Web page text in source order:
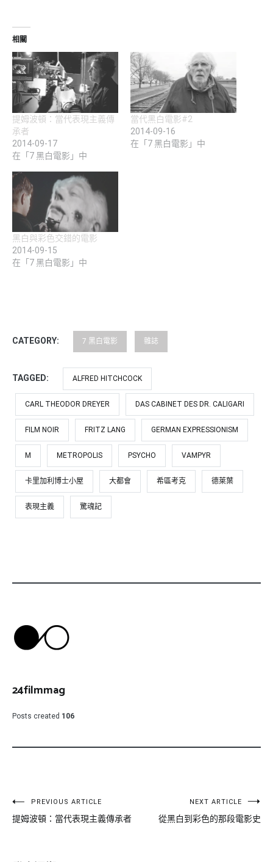
相關
提姆波頓：當代表現主義傳
承者
2014-09-17
在「7 黑白電影」中
當代黑白電影#2
2014-09-16
在「7 黑白電影」中
黑白與彩色交錯的電影
2014-09-15
在「7 黑白電影」中
CATEGORY: 7 黑白電影 雜誌
TAGGED: ALFRED HITCHCOCK
CARL THEODOR DREYER DAS CABINET DES DR. CALIGARI
FILM NOIR FRITZ LANG GERMAN EXPRESSIONISM
M METROPOLIS PSYCHO VAMPYR
卡里加利博士小屋 大都會 希區考克 德萊葉
表現主義 驚魂記
24filmmag
Posts created 106
文
章
PREVIOUS ARTICLE
提姆波頓：當代表現主義傳承者
NEXT ARTICLE
從黑白到彩色的那段電影史